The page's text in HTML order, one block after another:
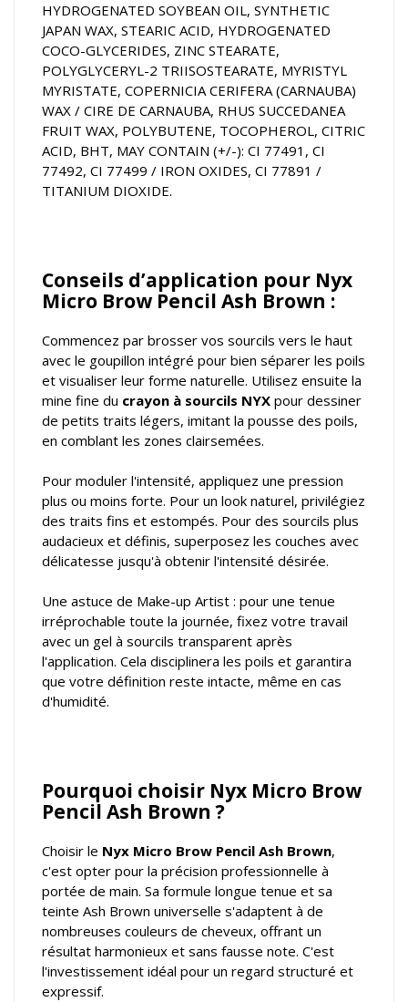
HYDROGENATED SOYBEAN OIL, SYNTHETIC
JAPAN WAX, STEARIC ACID, HYDROGENATED
COCO-GLYCERIDES, ZINC STEARATE,
POLYGLYCERYL-2 TRIISOSTEARATE, MYRISTYL
MYRISTATE, COPERNICIA CERIFERA (CARNAUBA)
WAX / CIRE DE CARNAUBA, RHUS SUCCEDANEA
FRUIT WAX, POLYBUTENE, TOCOPHEROL, CITRIC
ACID, BHT, MAY CONTAIN (+/-): CI 77491, CI
77492, CI 77499 / IRON OXIDES, CI 77891 /
TITANIUM DIOXIDE.
Conseils d’application pour Nyx
Micro Brow Pencil Ash Brown :
Commencez par brosser vos sourcils vers le haut
avec le goupillon intégré pour bien séparer les poils
et visualiser leur forme naturelle. Utilisez ensuite la
mine fine du crayon à sourcils NYX pour dessiner
de petits traits légers, imitant la pousse des poils,
en comblant les zones clairsemées.
Pour moduler l'intensité, appliquez une pression
plus ou moins forte. Pour un look naturel, privilégiez
des traits fins et estompés. Pour des sourcils plus
audacieux et définis, superposez les couches avec
délicatesse jusqu'à obtenir l'intensité désirée.
Une astuce de Make-up Artist : pour une tenue
irréprochable toute la journée, fixez votre travail
avec un gel à sourcils transparent après
l'application. Cela disciplinera les poils et garantira
que votre définition reste intacte, même en cas
d'humidité.
Pourquoi choisir Nyx Micro Brow
Pencil Ash Brown ?
Choisir le Nyx Micro Brow Pencil Ash Brown,
c'est opter pour la précision professionnelle à
portée de main. Sa formule longue tenue et sa
teinte Ash Brown universelle s'adaptent à de
nombreuses couleurs de cheveux, offrant un
résultat harmonieux et sans fausse note. C'est
l'investissement idéal pour un regard structuré et
expressif.